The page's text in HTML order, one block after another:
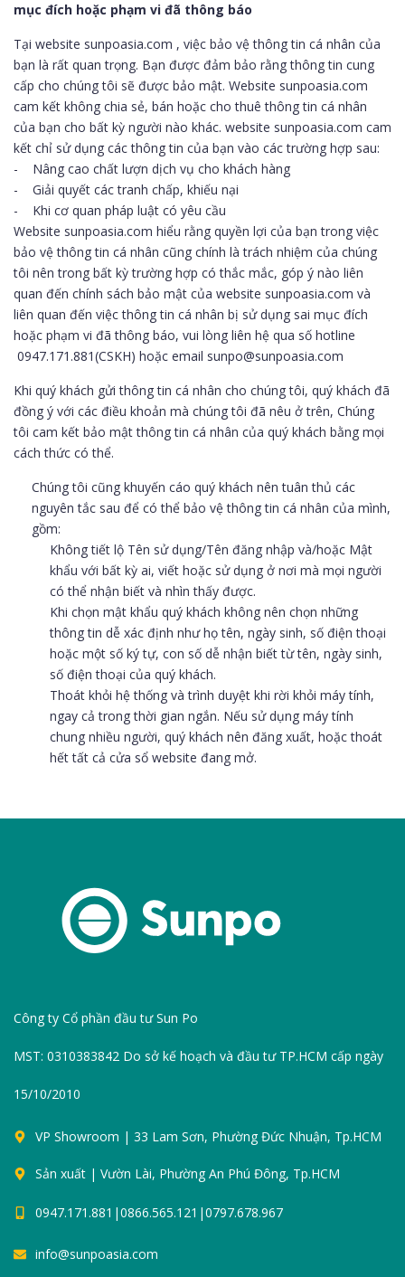
mục đích hoặc phạm vi đã thông báo
Tại website sunpoasia.com , việc bảo vệ thông tin cá nhân của
bạn là rất quan trọng. Bạn được đảm bảo rằng thông tin cung
cấp cho chúng tôi sẽ được bảo mật. Website sunpoasia.com
cam kết không chia sẻ, bán hoặc cho thuê thông tin cá nhân
của bạn cho bất kỳ người nào khác. website sunpoasia.com cam
kết chỉ sử dụng các thông tin của bạn vào các trường hợp sau:
- Nâng cao chất lượn dịch vụ cho khách hàng
- Giải quyết các tranh chấp, khiếu nại
- Khi cơ quan pháp luật có yêu cầu
Website sunpoasia.com hiểu rằng quyền lợi của bạn trong việc
bảo vệ thông tin cá nhân cũng chính là trách nhiệm của chúng
tôi nên trong bất kỳ trường hợp có thắc mắc, góp ý nào liên
quan đến chính sách bảo mật của website sunpoasia.com và
liên quan đến việc thông tin cá nhân bị sử dụng sai mục đích
hoặc phạm vi đã thông báo, vui lòng liên hệ qua số hotline
0947.171.881(CSKH) hoặc email sunpo@sunpoasia.com
Khi quý khách gửi thông tin cá nhân cho chúng tôi, quý khách đã
đồng ý với các điều khoản mà chúng tôi đã nêu ở trên, Chúng
tôi cam kết bảo mật thông tin cá nhân của quý khách bằng mọi
cách thức có thể.
Chúng tôi cũng khuyến cáo quý khách nên tuân thủ các
nguyên tắc sau để có thể bảo vệ thông tin cá nhân của mình,
gồm:
Không tiết lộ Tên sử dụng/Tên đăng nhập và/hoặc Mật
khẩu với bất kỳ ai, viết hoặc sử dụng ở nơi mà mọi người
có thể nhận biết và nhìn thấy được.
Khi chọn mật khẩu quý khách không nên chọn những
thông tin dễ xác định như họ tên, ngày sinh, số điện thoại
hoặc một số ký tự, con số dễ nhận biết từ tên, ngày sinh,
số điện thoại của quý khách.
Thoát khỏi hệ thống và trình duyệt khi rời khỏi máy tính,
ngay cả trong thời gian ngắn. Nếu sử dụng máy tính
chung nhiều người, quý khách nên đăng xuất, hoặc thoát
hết tất cả cửa sổ website đang mở.
Công ty Cổ phần đầu tư Sun Po
MST: 0310383842 Do sở kế hoạch và đầu tư TP.HCM cấp ngày
15/10/2010
VP Showroom | 33 Lam Sơn, Phường Đức Nhuận, Tp.HCM
Sản xuất | Vườn Lài, Phường An Phú Đông, Tp.HCM
0947.171.881|0866.565.121|0797.678.967
info@sunpoasia.com